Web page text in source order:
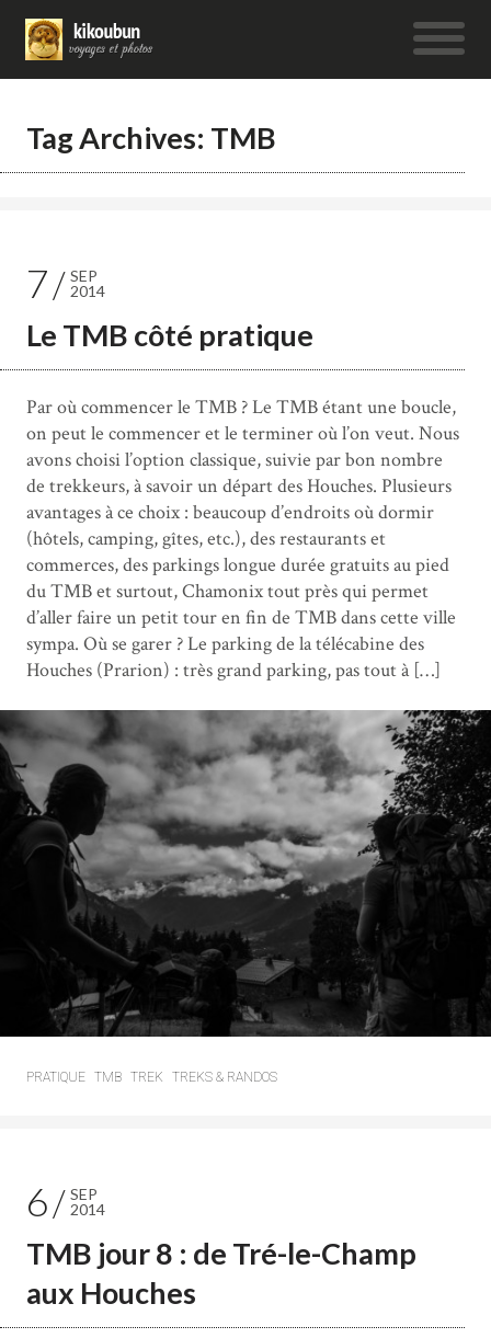
Tag Archives: TMB
7
SEP
2014
Le TMB côté pratique
Par où commencer le TMB ? Le TMB étant une boucle,
on peut le commencer et le terminer où l’on veut. Nous
avons choisi l’option classique, suivie par bon nombre
de trekkeurs, à savoir un départ des Houches. Plusieurs
avantages à ce choix : beaucoup d’endroits où dormir
(hôtels, camping, gîtes, etc.), des restaurants et
commerces, des parkings longue durée gratuits au pied
du TMB et surtout, Chamonix tout près qui permet
d’aller faire un petit tour en fin de TMB dans cette ville
sympa. Où se garer ? Le parking de la télécabine des
Houches (Prarion) : très grand parking, pas tout à […]
PRATIQUE TMB TREK TREKS & RANDOS
6
SEP
2014
TMB jour 8 : de Tré-le-Champ
aux Houches